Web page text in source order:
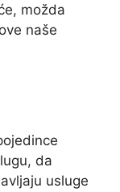
možda
naše
da
usluge